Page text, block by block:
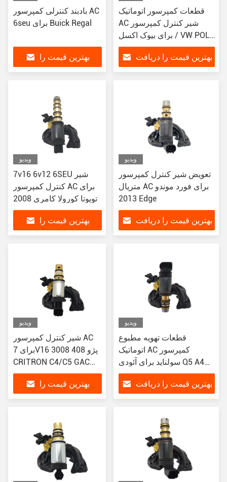
بادبند کنترلی کمپرسور AC
6seu برای Buick Regal
بهترین قیمت را
قطعات کمپرسور اتوماتیک
AC شیر کنترل کمپرسور
برای بیوک اکسل / VW POLO
/ مازراتی
بهترین قیمت را دریافت
ویدیو
7v16 6v12 6SEU شیر
کنترل کمپرسور AC برای
تویوتا کورولا کامری 2008
بهترین قیمت را
ویدیو
تعویض شیر کنترل کمپرسور
متریال AC برای فورد موندو
2013 Edge
بهترین قیمت را دریافت
ویدیو
شیر کنترل کمپرسور AC
برای 7V16 پژو 408 3008
CRITRON C4/C5 GAC
GS8
بهترین قیمت را
ویدیو
قطعات تهویه مطبوع
اتوماتیک AC کمپرسور
سولناید برای آئودی Q5 A4
B9 /A6 C7
بهترین قیمت را دریافت